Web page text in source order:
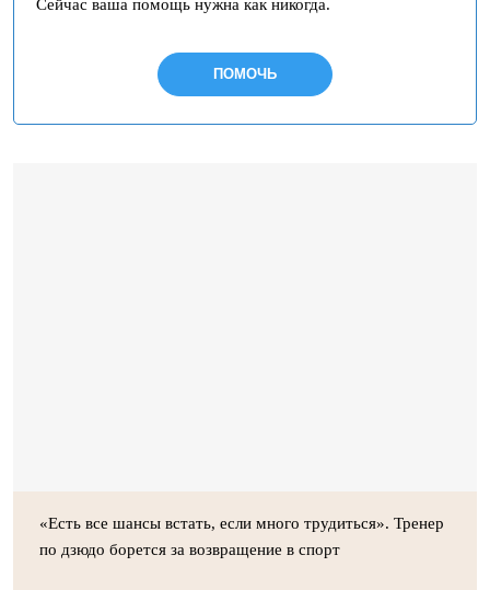
Сейчас ваша помощь нужна как никогда.
ПОМОЧЬ
«Есть все шансы встать, если много трудиться». Тренер
по дзюдо борется за возвращение в спорт